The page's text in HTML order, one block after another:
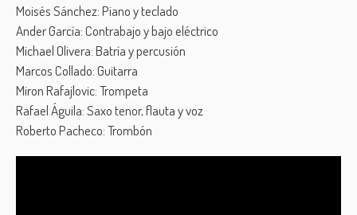
Moisés Sánchez: Piano y teclado
Ander García: Contrabajo y bajo eléctrico
Michael Olivera: Batría y percusión
Marcos Collado: Guitarra
Miron Rafajlovic: Trompeta
Rafael Águila: Saxo tenor, flauta y voz
Roberto Pacheco: Trombón